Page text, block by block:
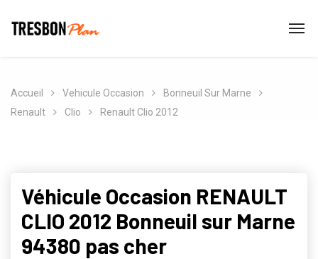
Accueil Vehicule Occasion
Bonneuil Sur Marne
Renault
Clio Renault Clio 2012
Véhicule Occasion RENAULT
CLIO 2012 Bonneuil sur Marne
94380 pas cher